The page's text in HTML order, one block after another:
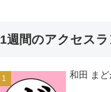
1週間のアクセス
和田 ま